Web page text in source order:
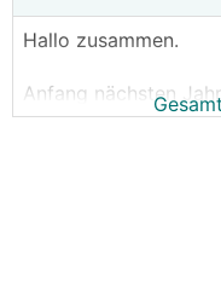
Hallo zusammen.
Anfang nächsten
Eine Ladestation für